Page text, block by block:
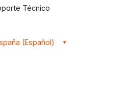
Técnico
(Español)